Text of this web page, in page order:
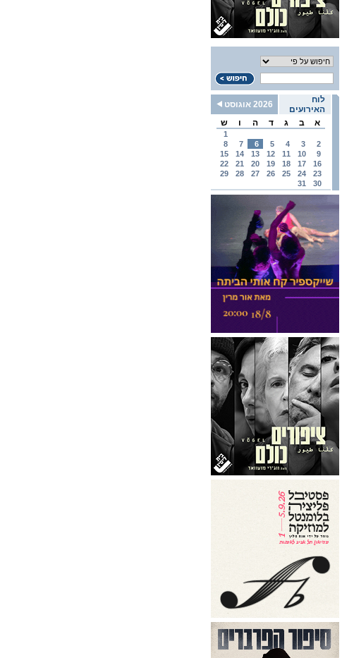
לוח
האירועים
2026 אוגוסט
א
ב ג ד ה ו ש
1
2
3
4
5
6
7
8
9
10
11
12
13
14
15
16
17
18
19
20
21
22
23
24
25
26
27
28
29
30
31